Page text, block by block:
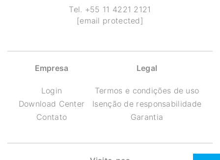
Tel. +55 11 4221 2121
[email protected]
Empresa
Login
Download Center
Contato
Legal
Termos e condições de uso
Isenção de responsabilidade
Garantia